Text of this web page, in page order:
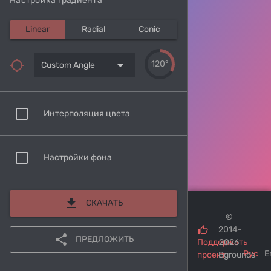
Linear Radial Conic
Custom Angle arrow_drop_down 120°
Интерполяция цвета
Настройки фона
download СКАЧАТЬ
share ПРЕДЛОЖИТЬ
Поддержать
проект
©
2014-
2026
Bgrounds
Рус